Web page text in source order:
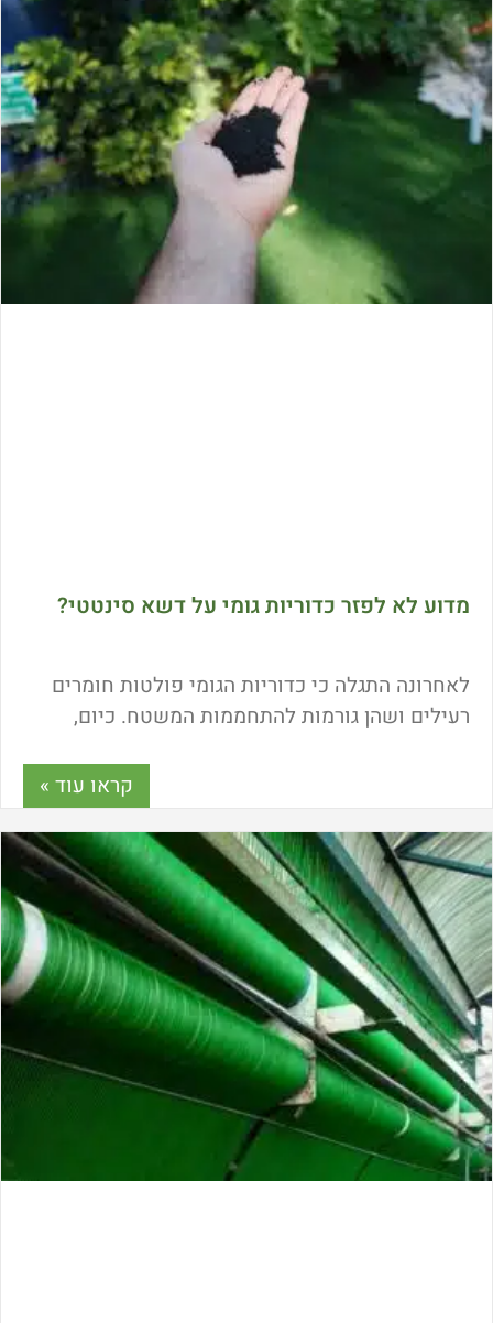
מדוע לא לפזר כדוריות גומי על דשא סינטטי?
לאחרונה התגלה כי כדוריות הגומי פולטות חומרים
רעילים ושהן גורמות להתחממות המשטח. כיום,
סינטטי ללא מילוי כדוריות גומי וללא צורך בתחזוקה.
קראו עוד »